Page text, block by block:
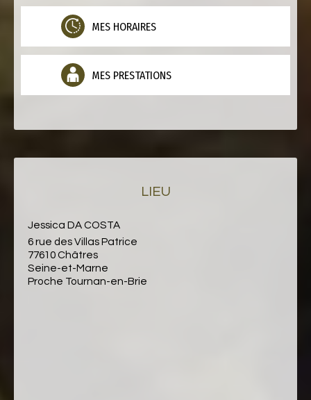
MES HORAIRES
MES PRESTATIONS
LIEU
Jessica DA COSTA
6 rue des Villas Patrice
77610 Châtres
Seine-et-Marne
Proche Tournan-en-Brie